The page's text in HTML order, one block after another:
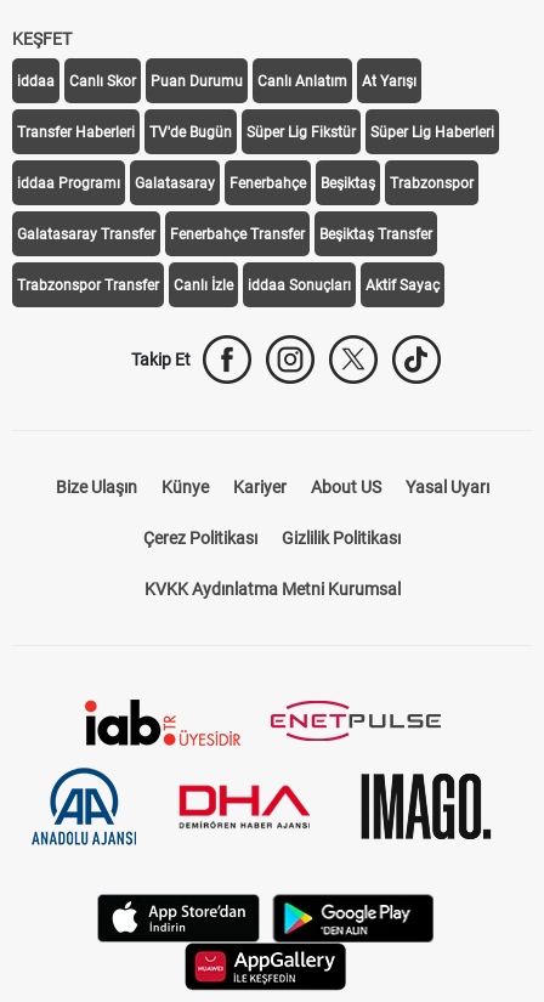
KEŞFET
iddaa Canlı Skor Puan Durumu Canlı Anlatım At Yarışı
Transfer Haberleri TV'de Bugün Süper Lig Fikstür Süper Lig Haberleri
iddaa Programı Galatasaray Fenerbahçe Beşiktaş Trabzonspor
Galatasaray Transfer Fenerbahçe Transfer Beşiktaş Transfer
Trabzonspor Transfer Canlı İzle iddaa Sonuçları Aktif Sayaç
Takip Et
Bize Ulaşın Künye Kariyer About US Yasal Uyarı
Çerez Politikası Gizlilik Politikası
KVKK Aydınlatma Metni Kurumsal